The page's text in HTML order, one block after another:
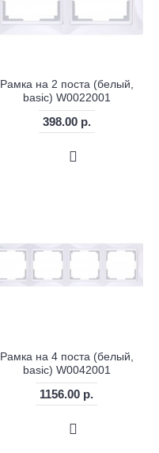
Рамка на 2 поста (белый,
basic) W0022001
398.00 р.
Рамка на 4 поста (белый,
basic) W0042001
1156.00 р.